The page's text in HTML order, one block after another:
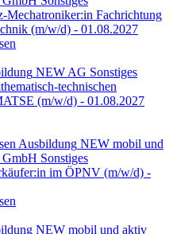
Mechatroniker:in Fachrichtung
(m/w/d) - 01.08.2027
NEW AG Sonstiges
technischen
(m/w/d) - 01.08.2027
Ausbildung NEW mobil und
GmbH Sonstiges
im ÖPNV (m/w/d) -
NEW mobil und aktiv